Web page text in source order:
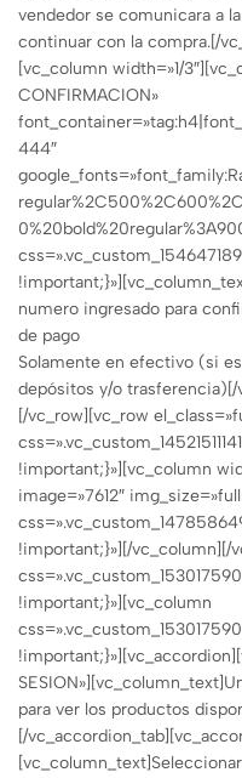
vendedor se comunicara a
continuar con la compra.[/
[vc_column width=»1/
CONFIRMACION»
444″
numero ingresado para
de pago
Solamente en efectivo (si
depósitos y/o
[/vc_row][vc_row
!important;}»][vc_column
image=»7612″
!important;}»][/vc_column][/
!important;}»][vc_column
para ver los productos
[/